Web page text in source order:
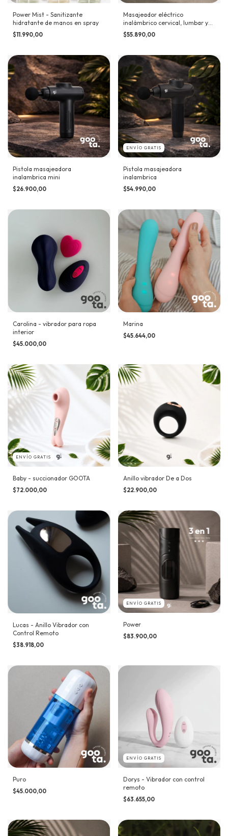
Power Mist - Sanitizante
hidratante de manos en spray
$11.990,00
Masajeador eléctrico
inalámbrico cervical, lumbar y
corporal
$55.890,00
Pistola masajeadora
inalambrica mini
$26.900,00
ENVÍO GRATIS
Pistola masajeadora
inalambrica
$54.990,00
Carolina - vibrador para ropa
interior
$45.000,00
Marina
$45.644,00
ENVÍO GRATIS
Baby - succionador GOOTA
$72.000,00
Anillo vibrador De a Dos
$22.900,00
Lucas - Anillo Vibrador con
Control Remoto
$38.918,00
ENVÍO GRATIS
Power
$83.900,00
Puro
$45.000,00
ENVÍO GRATIS
Dorys - Vibrador con control
remoto
$63.655,00